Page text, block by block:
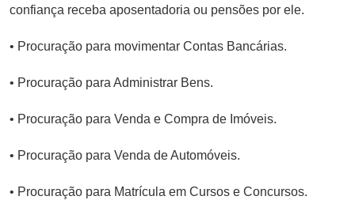
confiança receba aposentadoria ou pensões por ele.
• Procuração para movimentar Contas Bancárias.
• Procuração para Administrar Bens.
• Procuração para Venda e Compra de Imóveis.
• Procuração para Venda de Automóveis.
• Procuração para Matrícula em Cursos e Concursos.